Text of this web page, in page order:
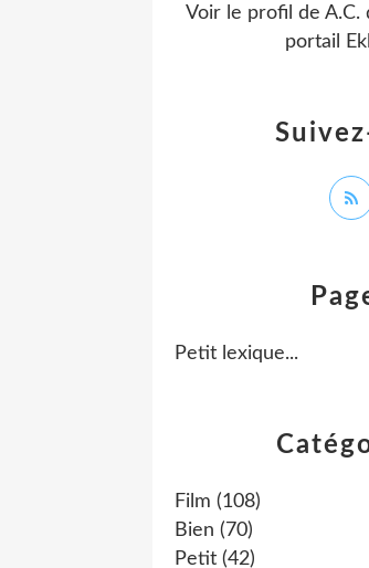
Film (108)
Bien (70)
Petit (42)
Petit lexique...
Voir le profil de A.C.
portail